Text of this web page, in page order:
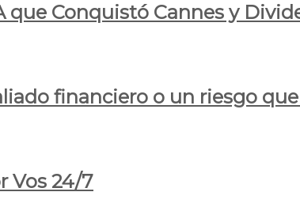
que Conquistó Cannes y
financiero o un riesgo
Vos 24/7